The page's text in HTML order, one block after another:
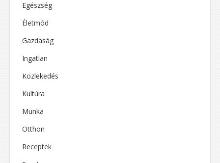
Egészség
Életmód
Gazdaság
Ingatlan
Közlekedés
Kultúra
Munka
Otthon
Receptek